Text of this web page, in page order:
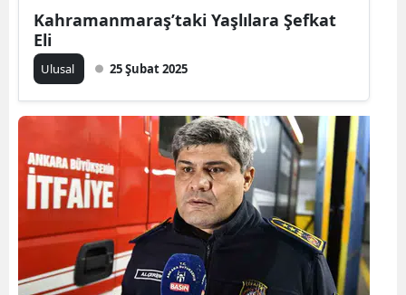
Diyarbakır
Edirne
Elazığ
Erzincan
Erzurum
Kahramanmaraş’taki Yaşlılara Şefkat
Eli
Ulusal 25 Şubat 2025